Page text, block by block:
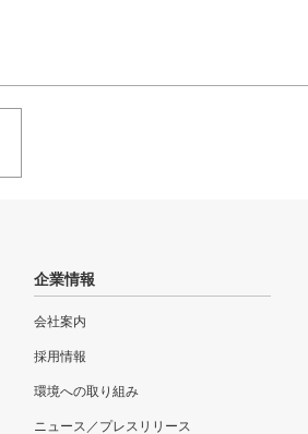
企業情報
会社案内
採用情報
環境への取り組み
ニュース／プレスリリース